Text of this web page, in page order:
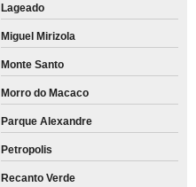
Lageado
Miguel Mirizola
Monte Santo
Morro do Macaco
Parque Alexandre
Petropolis
Recanto Verde